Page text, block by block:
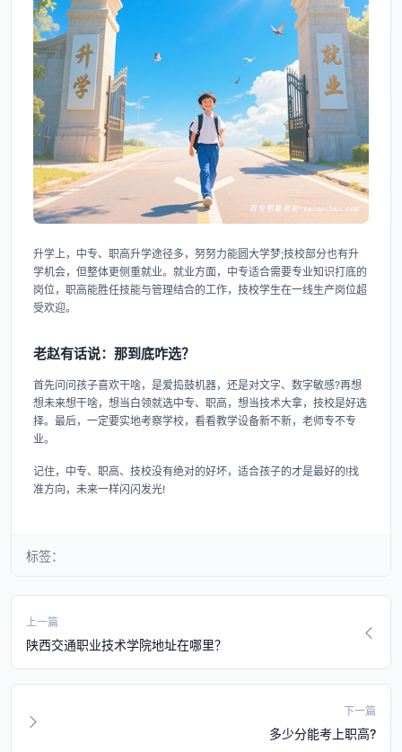
升学上，中专、职高升学途径多，努努力能圆大学梦;技校部分也有升
学机会，但整体更侧重就业。就业方面，中专适合需要专业知识打底的
岗位，职高能胜任技能与管理结合的工作，技校学生在一线生产岗位超
受欢迎。
老赵有话说：那到底咋选？
首先问问孩子喜欢干啥，是爱捣鼓机器，还是对文字、数字敏感?再想
想未来想干啥，想当白领就选中专、职高，想当技术大拿，技校是好选
择。最后，一定要实地考察学校，看看教学设备新不新，老师专不专
业。
记住，中专、职高、技校没有绝对的好坏，适合孩子的才是最好的!找
准方向，未来一样闪闪发光!
标签：
上一篇
陕西交通职业技术学院地址在哪里？
下一篇
多少分能考上职高?